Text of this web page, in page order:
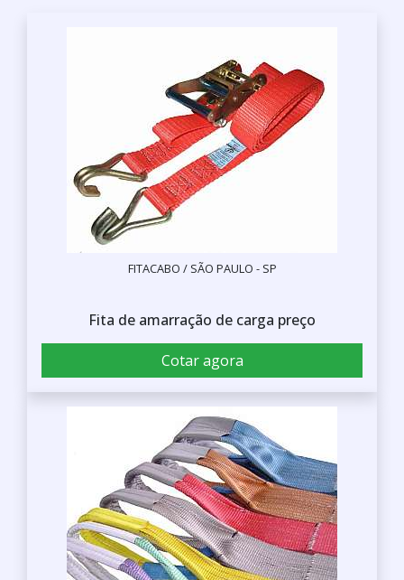
FITACABO / SÃO PAULO - SP
Fita de amarração de carga preço
Cotar agora